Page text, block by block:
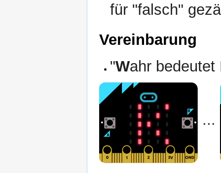
für "falsch"
Vereinbarung
"Wahr
...